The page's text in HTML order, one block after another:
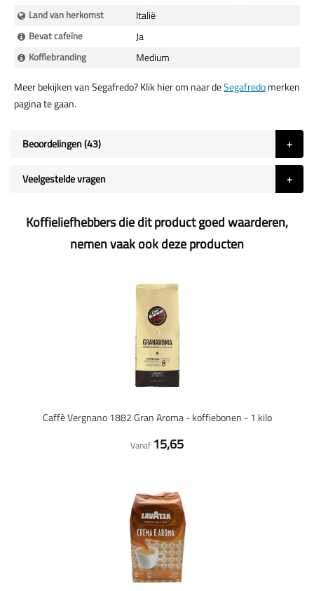
Land van herkomst Italië
Bevat cafeïne Ja
Koffiebranding
Medium
Meer bekijken van Segafredo? Klik hier om naar deSegafredomerken
pagina te gaan.
Beoordelingen 43
Veelgestelde vragen
Koffieliefhebbers die dit product goed waarderen,
nemen vaak ook deze producten
Caffè Vergnano 1882 Gran Aroma - koffiebonen - 1 kilo
Vanaf 15,65